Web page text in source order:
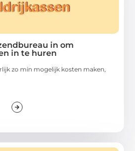
in om
in te huren
zo min mogelijk kosten maken,